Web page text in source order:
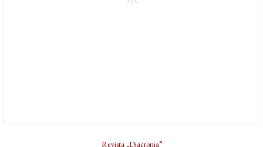
Revista „Diacronia”